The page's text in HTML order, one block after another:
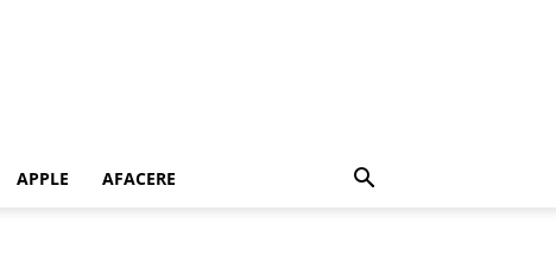
APPLE AFACERE